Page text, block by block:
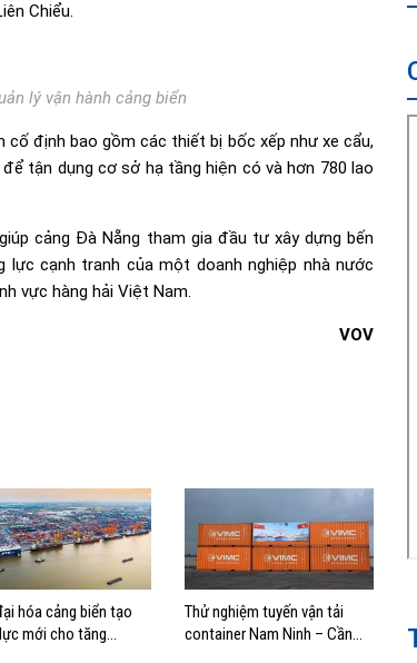
Chiểu.
lý vận hành cảng biển
định bao gồm các thiết bị bốc xếp như xe cẩu,
tận dụng cơ sở hạ tầng hiện có và hơn 780 lao
cảng Đà Nẵng tham gia đầu tư xây dựng bến
lực cạnh tranh của một doanh nghiệp nhà nước
vực hàng hải Việt Nam.
VOV
hóa cảng biển tạo
mới cho tăng
Thử nghiệm tuyến vận tải
container Nam Ninh – Cần